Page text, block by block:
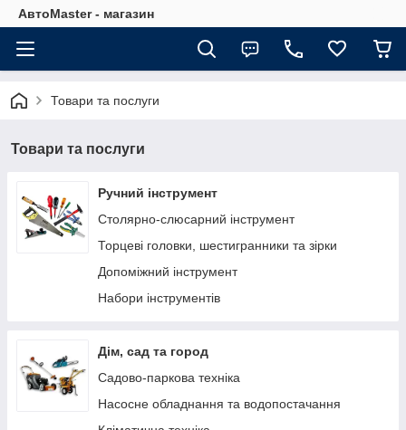
АвтоMaster - магазин
Товари та послуги
Товари та послуги
Ручний інструмент
Столярно-слюсарний інструмент
Торцеві головки, шестигранники та зірки
Допоміжний інструмент
Набори інструментів
Дім, сад та город
Садово-паркова техніка
Насосне обладнання та водопостачання